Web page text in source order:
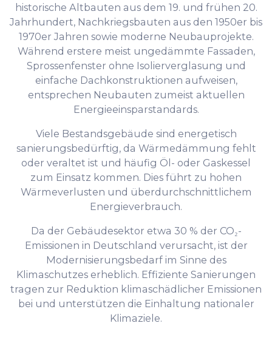
historische Altbauten aus dem 19. und frühen 20.
Jahrhundert, Nachkriegsbauten aus den 1950er bis
1970er Jahren sowie moderne Neubauprojekte.
Während erstere meist ungedämmte Fassaden,
Sprossenfenster ohne Isolierverglasung und
einfache Dachkonstruktionen aufweisen,
entsprechen Neubauten zumeist aktuellen
Energieeinsparstandards.
Viele Bestandsgebäude sind energetisch
sanierungsbedürftig, da Wärmedämmung fehlt
oder veraltet ist und häufig Öl- oder Gaskessel
zum Einsatz kommen. Dies führt zu hohen
Wärmeverlusten und überdurchschnittlichem
Energieverbrauch.
Da der Gebäudesektor etwa 30 % der CO₂-
Emissionen in Deutschland verursacht, ist der
Modernisierungsbedarf im Sinne des
Klimaschutzes erheblich. Effiziente Sanierungen
tragen zur Reduktion klimaschädlicher Emissionen
bei und unterstützen die Einhaltung nationaler
Klimaziele.